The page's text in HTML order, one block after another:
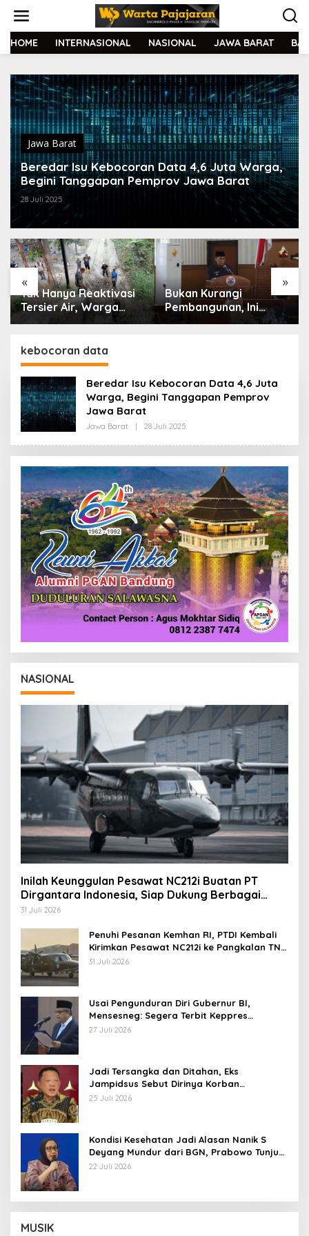
t
HOME INTERNASIONAL NASIONAL JAWA BARAT
Jawa Barat
Beredar Isu Kebocoran Data 4,6 Juta Warga,
Begini Tanggapan Pemprov Jawa Barat
28 Juli 2025
« »
Bukan Kurangi
Pembangunan, Ini
Alasan Pemkot Cimahi
Belanja Daerah
Dedi Mulyadi Tegaskan
Sebab Aksi Begal Tak
Boleh Hanya Dikaitkan
kebocoran data
Beredar Isu Kebocoran Data 4,6 Juta
Warga, Begini Tanggapan Pemprov
Jawa Barat
Jawa Barat 28 Juli 2025
E
H
R
A
K
S
I
NASIONAL
Inilah Keunggulan Pesawat NC212i Buatan PT
Dirgantara Indonesia, Siap Dukung Berbagai
Operasi TNI
31 Juli 2026
Penuhi Pesanan Kemhan RI, PTDI Kembali
Kirimkan Pesawat NC212i ke Pangkalan TNI
AU
31 Juli 2026
Usai Pengunduran Diri Gubernur BI,
Mensesneg: Segera Terbit Keppres
Pemberhentian dengan Hormat
27 Juli 2026
Jadi Tersangka dan Ditahan, Eks
Jampidsus Sebut Dirinya Korban
Kriminalisasi
25 Juli 2026
Kondisi Kesehatan Jadi Alasan Nanik S
Deyang Mundur dari BGN, Prabowo Tunjuk
Wamentan Sudaryono
22 Juli 2026
MUSIK